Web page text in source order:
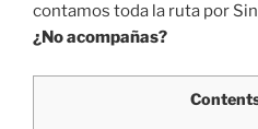
contamos toda la ruta por
¿No acompañas?